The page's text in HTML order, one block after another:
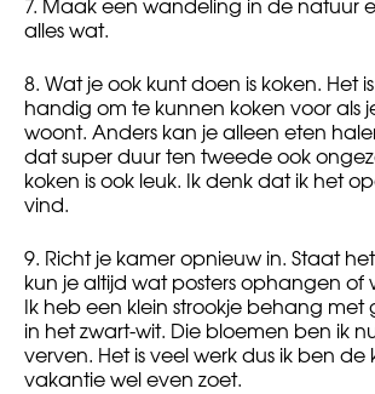
alles wat.
8. Wat je ook kunt doen is koken. Het
handig om te kunnen koken voor als
woont. Anders kan je alleen eten
dat super duur ten tweede ook
koken is ook leuk. Ik denk dat ik het
vind.
9. Richt je kamer opnieuw in. Staat
kun je altijd wat posters ophangen of
Ik heb een klein strookje behang met
in het zwart-wit. Die bloemen ben ik
verven. Het is veel werk dus ik ben
vakantie wel even zoet.